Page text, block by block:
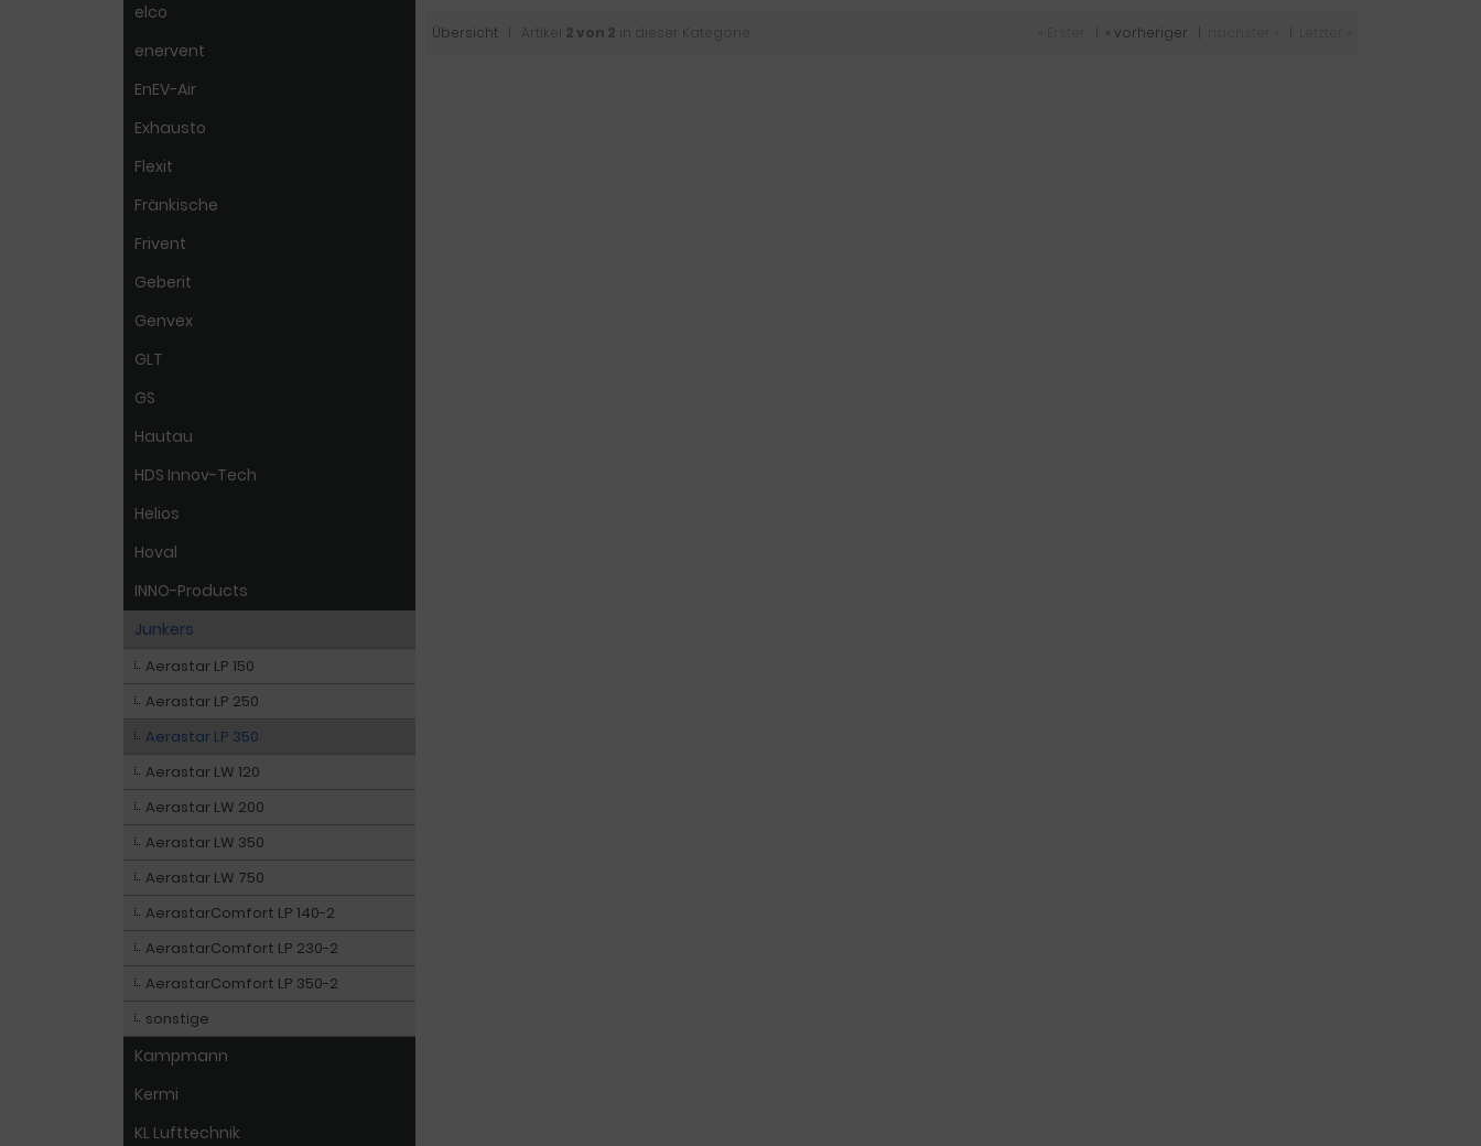
Übersicht | Artikel 2 von 2 in dieser Kategorie « vorheriger
elco
enervent
EnEV-Air
Exhausto
Flexit
Fränkische
Frivent
Geberit
Genvex
GLT
GS
Hautau
HDS Innov-Tech
Helios
Hoval
INNO-Products
Junkers
Aerastar LP 150
Aerastar LP 250
Aerastar LP 350
Aerastar LW 120
Aerastar LW 200
Aerastar LW 350
Aerastar LW 750
AerastarComfort LP 140-2
AerastarComfort LP 230-2
AerastarComfort LP 350-2
sonstige
Kampmann
Kermi
KL Lufttechnik